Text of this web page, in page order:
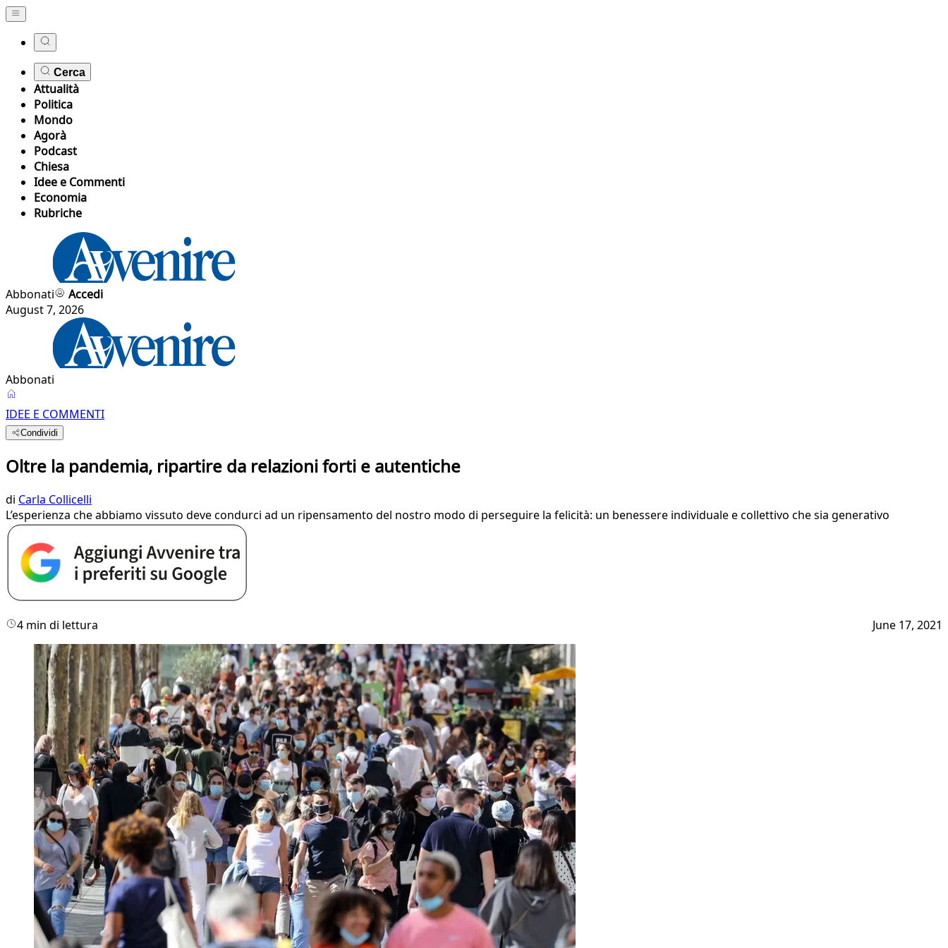
Cerca
Attualità
Politica
Mondo
Agorà
Podcast
Chiesa
Idee e Commenti
Economia
Rubriche
Abbonati
Accedi
August 7, 2026
Abbonati
IDEE E COMMENTI
Condividi
Oltre la pandemia, ripartire da relazioni forti e autentiche
di Carla Collicelli
L’esperienza che abbiamo vissuto deve condurci ad un ripensamento del nostro modo di perseguire la felicità: un benessere individuale e collettivo che sia generativo
4 min di lettura June 17, 2021